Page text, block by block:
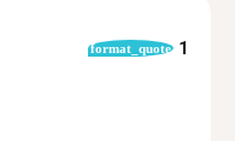
format_quote 1